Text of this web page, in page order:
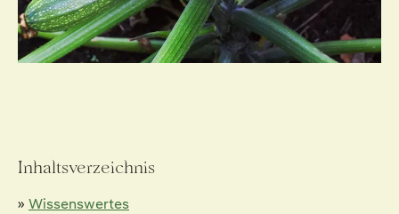
Inhaltsverzeichnis
» Wissenswertes